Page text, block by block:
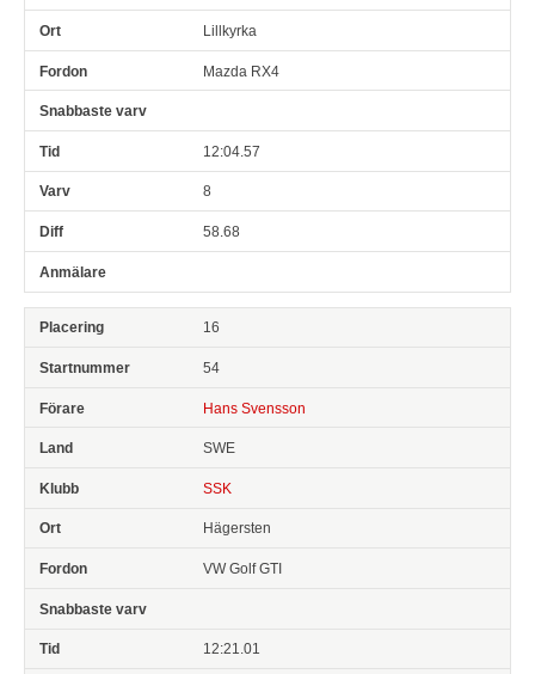
Lillkyrka
Mazda RX4
12:04.57
8
58.68
16
54
Hans Svensson
SWE
SSK
Hägersten
VW Golf GTI
12:21.01